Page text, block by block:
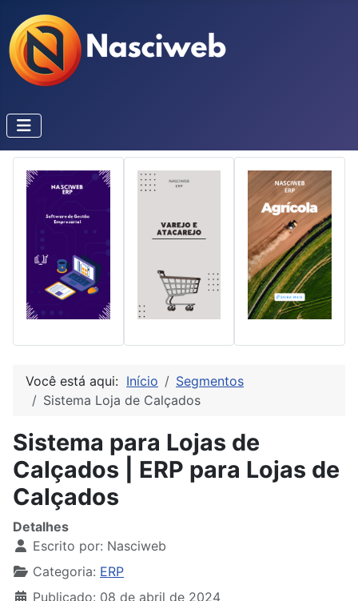
Você está aqui: Início
Segmentos
Sistema Loja de Calçados
Sistema para Lojas de
Calçados | ERP para Lojas de
Calçados
Detalhes
Escrito por: Nasciweb
Categoria: ERP
Publicado: 08 de abril de 2024